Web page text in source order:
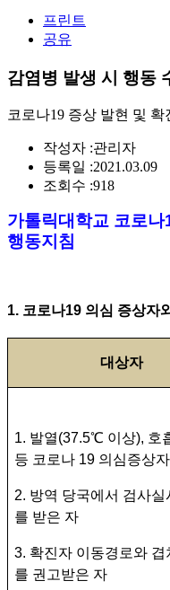
프린트
공유
감염병 발생 시 행동
코로나19 증상 발현 및
작성자 :관리자
등록일 :2021.03.09
조회수 :918
가톨릭대학교 코로나
행동지침
1. 코로나19 의심 증상자
대상자
1. 발열(37.5℃ 이상), 호
등 코로나 19 의심증상자
2. 방역 당국에서 검사실
를 받은 자
3. 확진자 이동경로와 겹
를 권고받은 자